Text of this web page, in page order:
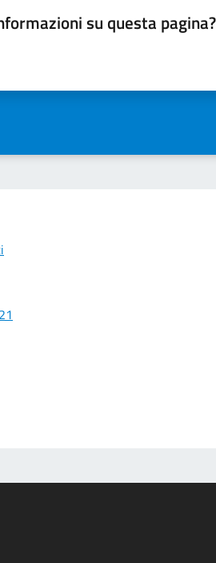
su questa pagina?